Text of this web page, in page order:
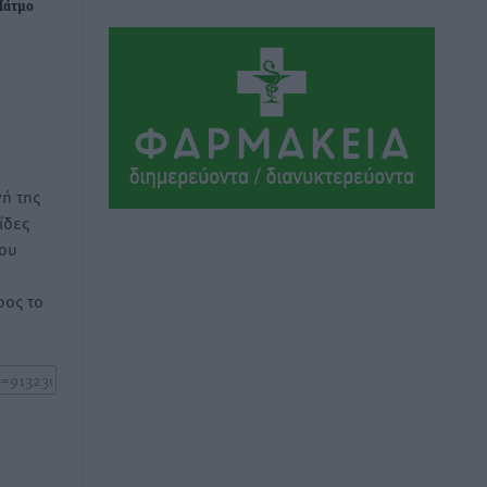
της
το
Ιάλυσος Β’: Νωρίς νωρίς μπήκαν στα
βάσανα της προετοιμασίας
πριν 10 ώρες
Εθνικός Αρχίπολης: Μεγάλο βήμα
προόδου η ίδρυση Ακαδημίας